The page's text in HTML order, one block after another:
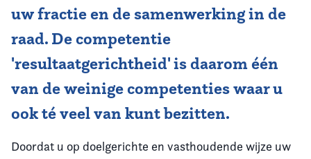
uw fractie en de samenwerking in de
raad. De competentie
'resultaatgerichtheid' is daarom één
van de weinige competenties waar u
ook té veel van kunt bezitten.
Doordat u op doelgerichte en vasthoudende wijze uw